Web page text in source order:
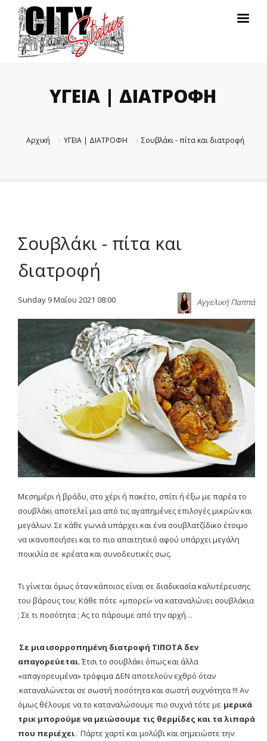
ΥΓΕΙΑ | ΔΙΑΤΡΟΦΗ
Αρχική ΥΓΕΙΑ | ΔΙΑΤΡΟΦΗ Σουβλάκι - πίτα και διατροφή
Σουβλάκι - πίτα και
διατροφή
Αγγελική Παππά
Sunday 9 Μαΐου 2021 08:00
Μεσημέρι ή βράδυ, στο χέρι ή πακέτο, σπίτι ή έξω με παρέα το
σουβλάκι αποτελεί μια από τις αγαπημένες επιλογές μικρών και
μεγάλων. Σε κάθε γωνιά υπάρχει και ένα σουβλατζίδικο έτοιμο
να ικανοποιήσει και το πιο απαιτητικό αφού υπάρχει μεγάλη
ποικιλία σε κρέατα και συνοδευτικές σως.
Τι γίνεται όμως όταν κάποιος είναι σε διαδικασία καλυτέρευσης
του βάρους του; Κάθε πότε «μπορεί» να καταναλώνει σουβλάκια
; Σε τι ποσότητα ; Ας το πάρουμε από την αρχή…
Σε μια ισορροπημένη διατροφή ΤΙΠΟΤΑ δεν
απαγορεύεται.Έτσι το σουβλάκι όπως και άλλα
«απαγορευμένα» τρόφιμα ΔΕΝ αποτελούν εχθρό όταν
καταναλώνεται σε σωστή ποσότητα και σωστή συχνότητα !!! Αν
όμως θέλουμε να το καταναλώσουμε πιο συχνά τότε με μερικά
τρικ μπορούμε να μειώσουμε τις θερμίδες και τα λιπαρά
που περιέχει. Πάρτε χαρτί και μολύβι και σημειώστε την